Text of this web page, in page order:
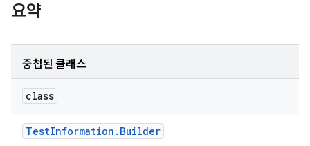
요약
중첩된 클래스
class
TestInformation . Builder